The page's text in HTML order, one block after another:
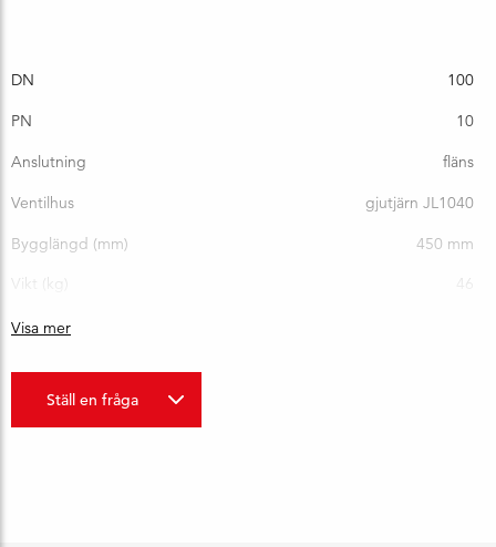
DN 100
PN 10
Anslutning fläns
Ventilhus gjutjärn JL1040
Bygglängd (mm) 450 mm
Vikt (kg) 46
Visa mer
Ställ en fråga